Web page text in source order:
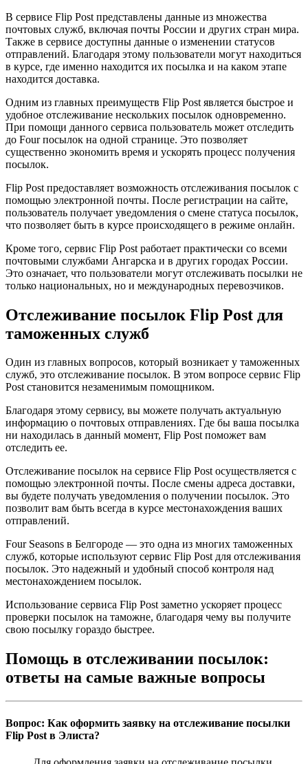
В сервисе Flip Post представлены данные из множества
почтовых служб, включая почты России и других стран мира.
Также в сервисе доступны данные о изменении статусов
отправлений. Благодаря этому пользователи могут находиться
в курсе, где именно находится их посылка и на каком этапе
находится доставка.
Одним из главных преимуществ Flip Post является быстрое и
удобное отслеживание нескольких посылок одновременно.
При помощи данного сервиса пользователь может отследить
до Four посылок на одной странице. Это позволяет
существенно экономить время и ускорять процесс получения
посылок.
Flip Post предоставляет возможность отслеживания посылок с
помощью электронной почты. После регистрации на сайте,
пользователь получает уведомления о смене статуса посылок,
что позволяет быть в курсе происходящего в режиме онлайн.
Кроме того, сервис Flip Post работает практически со всеми
почтовыми службами Ангарска и в других городах России.
Это означает, что пользователи могут отслеживать посылки не
только национальных, но и международных перевозчиков.
Отслеживание посылок Flip Post для
таможенных служб
Один из главных вопросов, который возникает у таможенных
служб, это отслеживание посылок. В этом вопросе сервис Flip
Post становится незаменимым помощником.
Благодаря этому сервису, вы можете получать актуальную
информацию о почтовых отправлениях. Где бы ваша посылка
ни находилась в данный момент, Flip Post поможет вам
отследить ее.
Отслеживание посылок на сервисе Flip Post осуществляется с
помощью электронной почты. После смены адреса доставки,
вы будете получать уведомления о получении посылок. Это
позволит вам быть всегда в курсе местонахождения ваших
отправлений.
Four Seasons в Белгороде — это одна из многих таможенных
служб, которые используют сервис Flip Post для отслеживания
посылок. Это надежный и удобный способ контроля над
местонахождением посылок.
Использование сервиса Flip Post заметно ускоряет процесс
проверки посылок на таможне, благодаря чему вы получите
свою посылку гораздо быстрее.
Помощь в отслеживании посылок:
ответы на самые важные вопросы
Вопрос: Как оформить заявку на отслеживание посылки
Flip Post в Элиста?